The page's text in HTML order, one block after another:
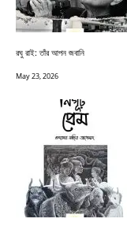
রঘু রাই: তাঁর আপন জবানি
May 23, 2026